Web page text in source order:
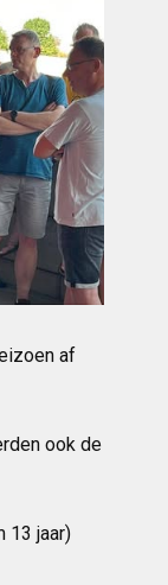
af
ook de
13 jaar)